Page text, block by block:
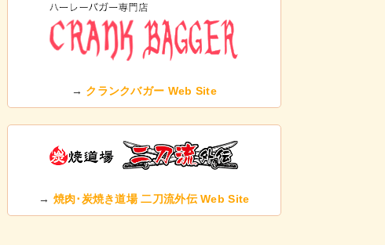
→ クランクバガー Web Site
→ 焼肉･炭焼き道場 二刀流外伝 Web Site